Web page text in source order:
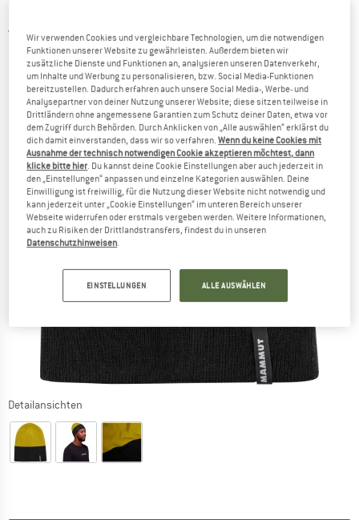
5,0(2)
Detailansichten
Wir verwenden Cookies und vergleichbare Technologien, um die notwendigen
Funktionen unserer Website zu gewährleisten. Außerdem bieten wir
zusätzliche Dienste und Funktionen an, analysieren unseren Datenverkehr,
um Inhalte und Werbung zu personalisieren, bzw. Social Media-Funktionen
bereitzustellen. Dadurch erfahren auch unsere Social Media-, Werbe- und
Analysepartner von deiner Nutzung unserer Website; diese sitzen teilweise in
Drittländern ohne angemessene Garantien zum Schutz deiner Daten, etwa vor
dem Zugriff durch Behörden. Durch Anklicken von „Alle auswählen“ erklärst du
dich damit einverstanden, dass wir so verfahren.Wenn du keine Cookies mit
Ausnahme der technisch notwendigen Cookie akzeptieren möchtest, dann
klicke bitte hier . Du kannst deine Cookie Einstellungen aber auch jederzeit in
den „Einstellungen“ anpassen und einzelne Kategorien auswählen. Deine
Einwilligung ist freiwillig, für die Nutzung dieser Website nicht notwendig und
kann jederzeit unter „Cookie Einstellungen“ im unteren Bereich unserer
Webseite widerrufen oder erstmals vergeben werden. Weitere Informationen,
auch zu Risiken der Drittlandstransfers, findest du in unseren
Datenschutzhinweisen
EINSTELLUNGEN ALLE AUSWÄHLEN